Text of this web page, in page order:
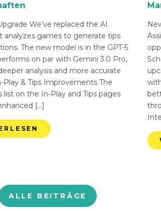
We’ve replaced the AI
analyzes games to generate tips
The new model is in the GPT-5
on par with Gemini 3.0 Pro,
analysis and more accurate
Play & Tips Improvements The
list on the In-Play and Tips pages
[…]
ALLE BEITRÄGE